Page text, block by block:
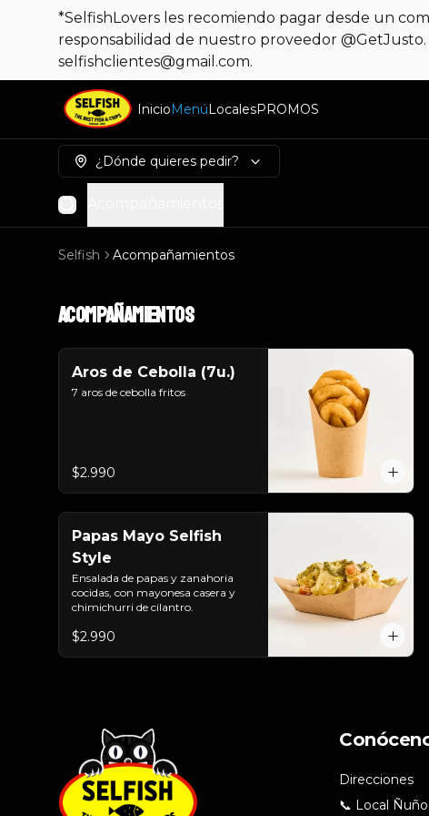
*SelfishLovers les recomiendo pagar desde un
responsabilidad de nuestro proveedor
selfishclientes@gmail.com.
InicioMenúLocalesPROMOS
¿Dónde quieres pedir?
Selfish Acompañamientos
Acompañamientos
Aros de Cebolla (7u.)
7 aros de cebolla fritos
$2.990
Papas Mayo Selfish
Style
Ensalada de papas y zanahoria
cocidas, con mayonesa casera y
chimichurri de cilantro.
$2.990
Direcciones
📞 Local